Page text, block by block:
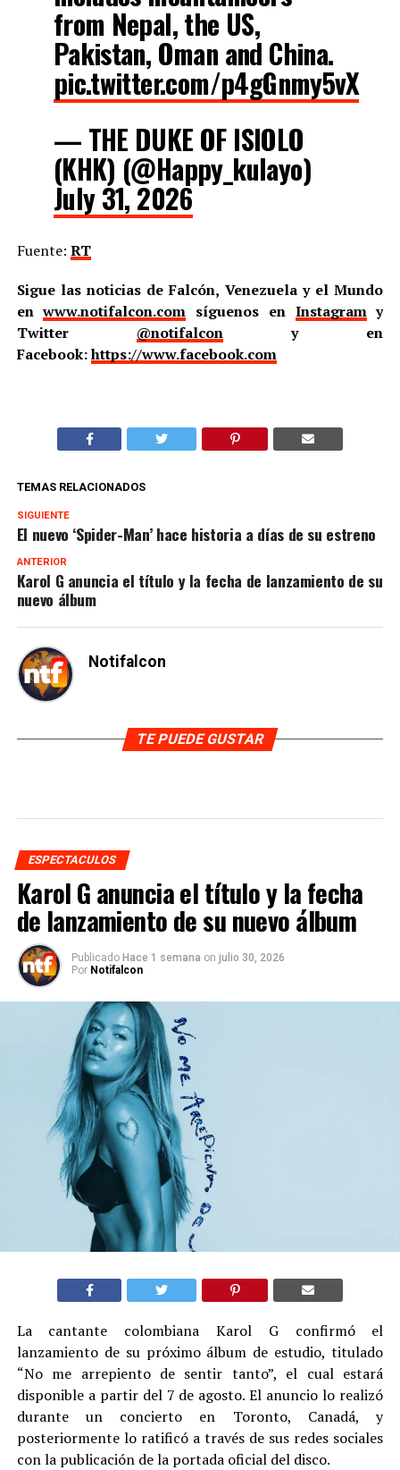
from Nepal, the US,
Pakistan, Oman and China.
pic.twitter.com/p4gGnmy5vX
— THE DUKE OF ISIOLO
(KHK) (@Happy_kulayo)
July 31, 2026
Fuente: RT
Sigue las noticias de Falcón, Venezuela y el Mundo
enwww.notifalcon.com síguenos en Instagramy
Twitter @notifalcony en
Facebook:https://www.facebook.com
TEMAS RELACIONADOS
SIGUIENTE
El nuevo ‘Spider-Man’ hace historia a días de su estreno
ANTERIOR
Karol G anuncia el título y la fecha de lanzamiento de su
nuevo álbum
Notifalcon
TE PUEDE GUSTAR
ESPECTACULOS
Karol G anuncia el título y la fecha
de lanzamiento de su nuevo álbum
Publicado Hace 1 semana on julio 30, 2026
Por Notifalcon
La cantante colombiana Karol G confirmó el
lanzamiento de su próximo álbum de estudio, titulado
“No me arrepiento de sentir tanto”, el cual estará
disponible a partir del 7 de agosto. El anuncio lo realizó
durante un concierto en Toronto, Canadá, y
posteriormente lo ratificó a través de sus redes sociales
con la publicación de la portada oficial del disco.